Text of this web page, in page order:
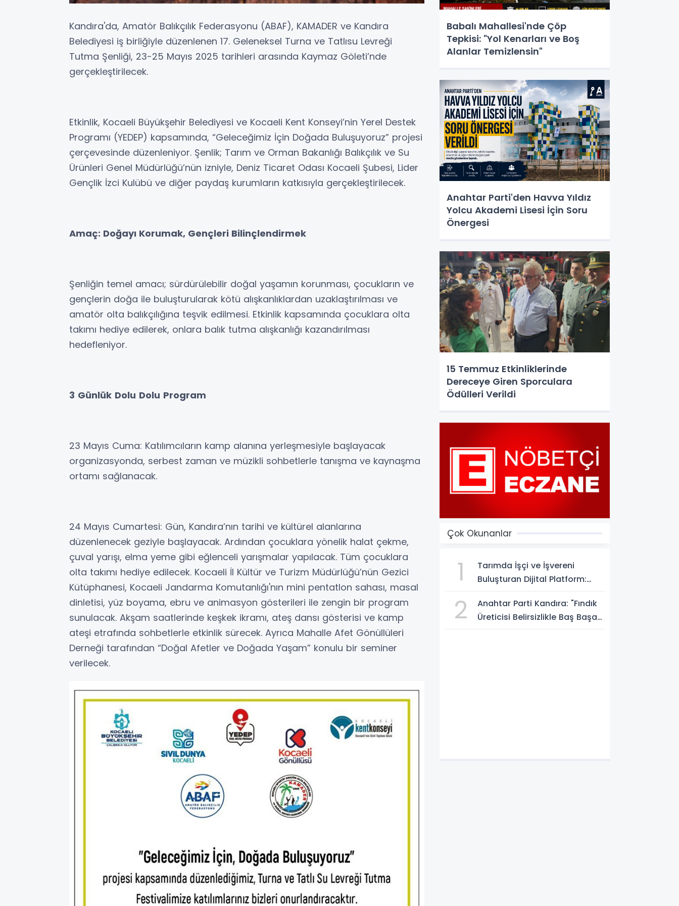
Kandıra'da, Amatör Balıkçılık Federasyonu (ABAF), KAMADER ve Kandıra
Belediyesi iş birliğiyle düzenlenen 17. Geleneksel Turna ve Tatlısu Levreği
Tutma Şenliği, 23-25 Mayıs 2025 tarihleri arasında Kaymaz Göleti’nde
gerçekleştirilecek.
Etkinlik, Kocaeli Büyükşehir Belediyesi ve Kocaeli Kent Konseyi’nin Yerel Destek
Programı (YEDEP) kapsamında, “Geleceğimiz İçin Doğada Buluşuyoruz” projesi
çerçevesinde düzenleniyor. Şenlik; Tarım ve Orman Bakanlığı Balıkçılık ve Su
Ürünleri Genel Müdürlüğü’nün izniyle, Deniz Ticaret Odası Kocaeli Şubesi, Lider
Gençlik İzci Kulübü ve diğer paydaş kurumların katkısıyla gerçekleştirilecek.
Amaç: Doğayı Korumak, Gençleri Bilinçlendirmek
Şenliğin temel amacı; sürdürülebilir doğal yaşamın korunması, çocukların ve
gençlerin doğa ile buluşturularak kötü alışkanlıklardan uzaklaştırılması ve
amatör olta balıkçılığına teşvik edilmesi. Etkinlik kapsamında çocuklara olta
takımı hediye edilerek, onlara balık tutma alışkanlığı kazandırılması
hedefleniyor.
3 Günlük Dolu Dolu Program
23 Mayıs Cuma: Katılımcıların kamp alanına yerleşmesiyle başlayacak
organizasyonda, serbest zaman ve müzikli sohbetlerle tanışma ve kaynaşma
ortamı sağlanacak.
24 Mayıs Cumartesi: Gün, Kandıra’nın tarihi ve kültürel alanlarına
düzenlenecek geziyle başlayacak. Ardından çocuklara yönelik halat çekme,
çuval yarışı, elma yeme gibi eğlenceli yarışmalar yapılacak. Tüm çocuklara
olta takımı hediye edilecek. Kocaeli İl Kültür ve Turizm Müdürlüğü’nün Gezici
Kütüphanesi, Kocaeli Jandarma Komutanlığı'nın mini pentatlon sahası, masal
dinletisi, yüz boyama, ebru ve animasyon gösterileri ile zengin bir program
sunulacak. Akşam saatlerinde keşkek ikramı, ateş dansı gösterisi ve kamp
ateşi etrafında sohbetlerle etkinlik sürecek. Ayrıca Mahalle Afet Gönüllüleri
Derneği tarafından “Doğal Afetler ve Doğada Yaşam” konulu bir seminer
verilecek.
Babalı Mahallesi'nde Çöp
Tepkisi: "Yol Kenarları ve Boş
Alanlar Temizlensin"
Anahtar Parti'den Havva Yıldız
Yolcu Akademi Lisesi İçin Soru
Önergesi
15 Temmuz Etkinliklerinde
Dereceye Giren Sporculara
Ödülleri Verildi
Çok Okunanlar
1
Tarımda İşçi ve İşvereni
Buluşturan Dijital Platform:
2
Anahtar Parti Kandıra: "Fındık
Üreticisi Belirsizlikle Baş Başa